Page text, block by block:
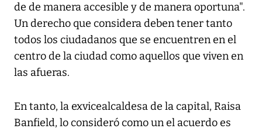
de de manera accesible y de manera oportuna".
Un derecho que considera deben tener tanto
todos los ciudadanos que se encuentren en el
centro de la ciudad como aquellos que viven en
las afueras.
En tanto, la exvicealcaldesa de la capital, Raisa
Banfield, lo consideró como un el acuerdo es